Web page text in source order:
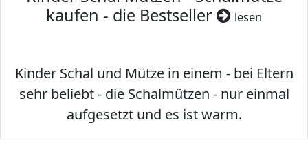
kaufen - die Bestseller
lesen
Kinder Schal und Mütze in einem - bei Eltern
sehr beliebt - die Schalmützen - nur einmal
aufgesetzt und es ist warm.